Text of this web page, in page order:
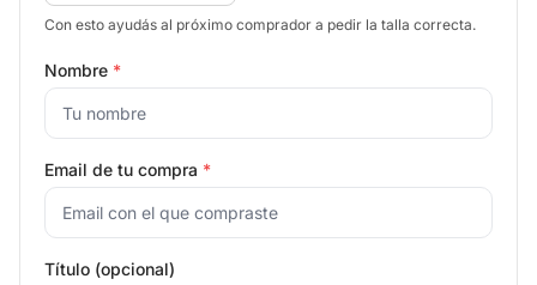
Con esto ayudás al próximo comprador a pedir la talla correcta.
Nombre *
Email de tu compra *
Título (opcional)